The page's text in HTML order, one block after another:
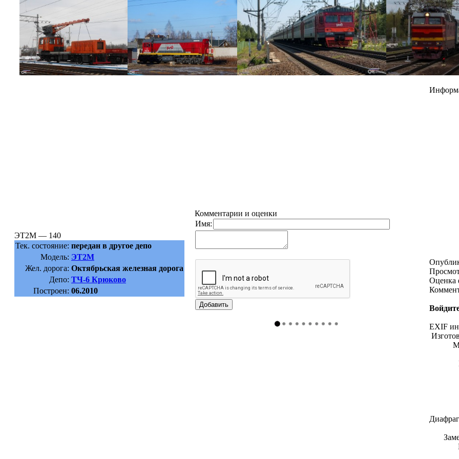
ЭТ2М — 140
Тек. состояние: передан в другое депо
Модель: ЭТ2М
Жел. дорога: Октябрьская железная дорога
Депо: ТЧ-6 Крюково
Построен: 06.2010
Комментарии и оценки
Имя:
Оценка
EXIF